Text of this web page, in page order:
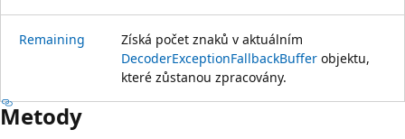
Remaining
Získá počet znaků v aktuálním
DecoderExceptionFallbackBuffer objektu,
které zůstanou zpracovány.
Metody